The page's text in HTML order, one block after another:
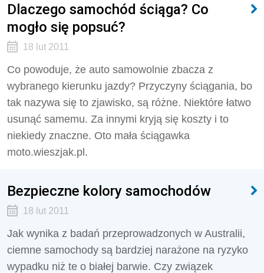
Dlaczego samochód ściąga? Co
mogło się popsuć?
18 lut 2011
Co powoduje, że auto samowolnie zbacza z
wybranego kierunku jazdy? Przyczyny ściągania, bo
tak nazywa się to zjawisko, są różne. Niektóre łatwo
usunąć samemu. Za innymi kryją się koszty i to
niekiedy znaczne. Oto mała ściągawka
moto.wieszjak.pl.
Bezpieczne kolory samochodów
18 lut 2011
Jak wynika z badań przeprowadzonych w Australii,
ciemne samochody są bardziej narażone na ryzyko
wypadku niż te o białej barwie. Czy związek